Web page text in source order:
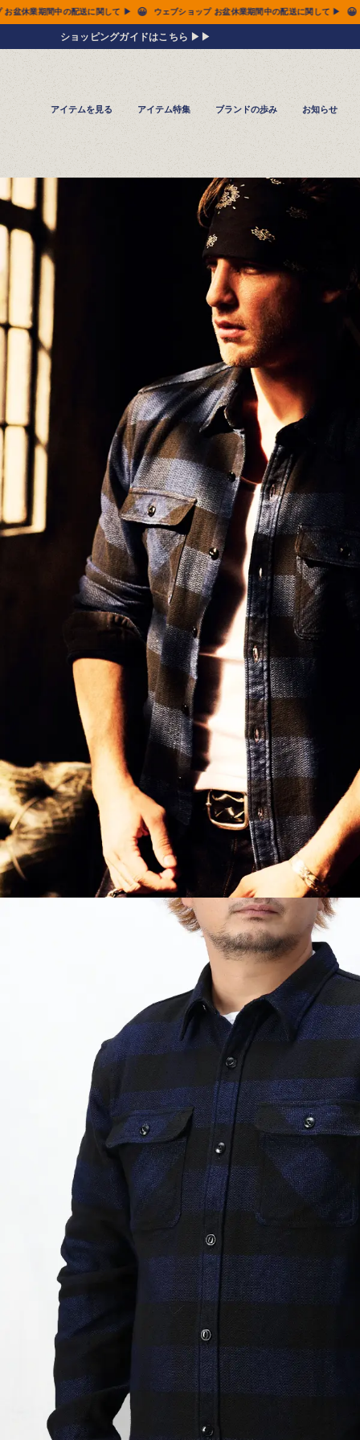
期間中の配送に関して ▶ 😀 ウェブショップ お盆休業期間中の配送に関して ▶ 😀 ウェ
ショッピングガイドはこちら ▶▶
アイテムを見る アイテム特集 ブランドの歩み お知らせ